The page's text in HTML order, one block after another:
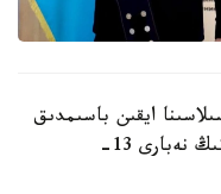
ايقىن باسىمدىق
تانىتىپ، كەزدەسۋدى ءبىرىنشى راۋندتىڭ نەبارى 13-